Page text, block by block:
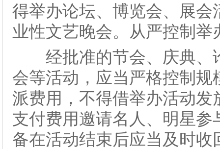
得举办论坛、博览会、展
业性文艺晚会。从严控制
经批准的节会、庆典、
会等活动，应当严格控制
派费用，不得借举办活动
支付费用邀请名人、明星
备在活动结束后应当及时收